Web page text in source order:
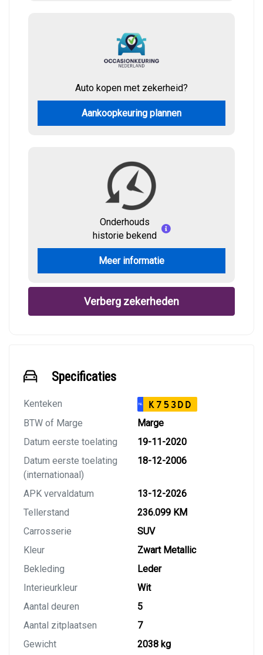
Auto kopen met zekerheid?
Aankoopkeuring plannen
Onderhouds
historie bekend
Meer informatie
Verberg zekerheden
Specificaties
Kenteken NL K753DD
BTW of Marge
Marge
Datum eerste toelating
19-11-2020
Datum eerste toelating
(internationaal)
18-12-2006
APK vervaldatum
13-12-2026
Tellerstand
236.099 KM
Carrosserie
SUV
Kleur
Zwart Metallic
Bekleding
Leder
Interieurkleur
Wit
Aantal deuren
5
Aantal zitplaatsen
7
Gewicht
2038 kg